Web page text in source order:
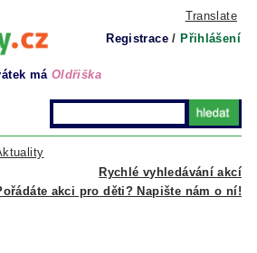
Translate
Registrace / Přihlášení
má Oldřiška
Rychlé vyhledávání akcí
akci pro děti? Napište nám o ní!